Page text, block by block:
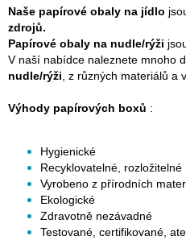
Naše papírové obaly na jídlo
zdrojů.
Papírové obaly na nudle/rýži
V naší nabídce naleznete mnoho
nudle/rýži , z různých materiálů a
Výhody papírových boxů :
Hygienické
Recyklovatelné, rozložitelné
Vyrobeno z přírodních
Ekologické
Zdravotně nezávadné
Testované, certifikované,